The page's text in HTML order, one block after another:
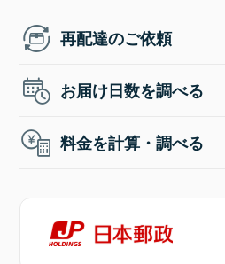
再配達のご依頼
お届け日数を調べる
料金を計算・調べる